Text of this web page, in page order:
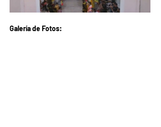
Galería de Fotos: